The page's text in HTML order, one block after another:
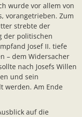
wurde vor allem von
vorangetrieben. Zum
strebte der
der politischen
Josef II. tiefe
– dem Widersacher
nach Josefs Willen
und sein
werden. Am Ende
auf die